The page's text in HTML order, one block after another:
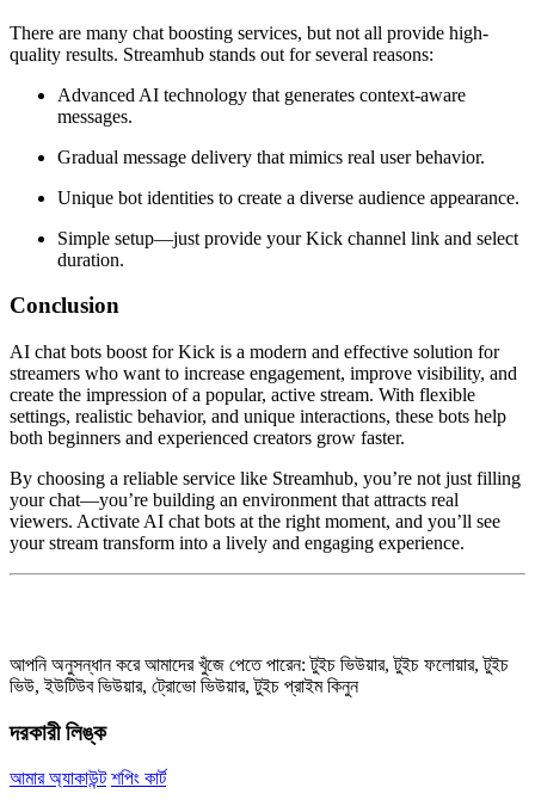
There are many chat boosting services, but not all provide high-
quality results. Streamhub stands out for several reasons:
Advanced AI technology that generates context-aware
messages.
Gradual message delivery that mimics real user behavior.
Unique bot identities to create a diverse audience appearance.
Simple setup—just provide your Kick channel link and select
duration.
Conclusion
AI chat bots boost for Kick is a modern and effective solution for
streamers who want to increase engagement, improve visibility, and
create the impression of a popular, active stream. With flexible
settings, realistic behavior, and unique interactions, these bots help
both beginners and experienced creators grow faster.
By choosing a reliable service like Streamhub, you’re not just filling
your chat—you’re building an environment that attracts real
viewers. Activate AI chat bots at the right moment, and you’ll see
your stream transform into a lively and engaging experience.
আপনি অনুসন্ধান করে আমাদের খুঁজে পেতে পারেন: টুইচ ভিউয়ার, টুইচ ফলোয়ার, টুইচ
ভিউ, ইউটিউব ভিউয়ার, ট্রোভো ভিউয়ার, টুইচ প্রাইম কিনুন
দরকারী লিঙ্ক
আমার অ্যাকাউন্ট শপিং কার্ট